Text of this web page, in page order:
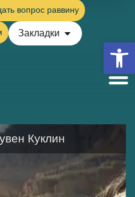
вопрос раввину
Закладки
Куклин